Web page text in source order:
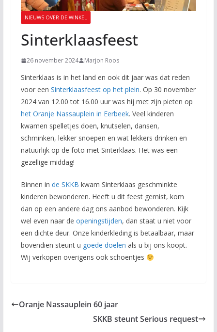
NIEUWS OVER DE WINKEL
Sinterklaasfeest
26 november 2024 Marjon Roos
Sinterklaas is in het land en ook dit jaar was dat reden
voor een Sinterklaasfeest op het plein. Op 30 november
2024 van 12.00 tot 16.00 uur was hij met zijn pieten op
het Oranje Nassauplein in Eerbeek. Veel kinderen
kwamen spelletjes doen, knutselen, dansen,
schminken, lekker snoepen en wat lekkers drinken en
natuurlijk op de foto met Sinterklaas. Het was een
gezellige middag!
Binnen in de SKKB kwam Sinterklaas geschminkte
kinderen bewonderen. Heeft u dit feest gemist, kom
dan op een andere dag ons aanbod bewonderen. Kijk
wel even naar de openingstijden, dan staat u niet voor
een dichte deur. Onze kinderkleding is betaalbaar, maar
bovendien steunt u goede doelen als u bij ons koopt.
Wij verkopen overigens ook schoentjes
Oranje Nassauplein 60 jaar
SKKB steunt Serious request